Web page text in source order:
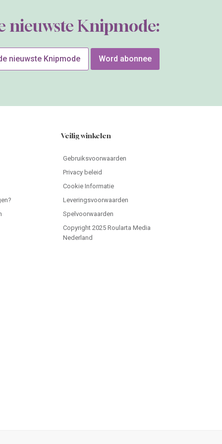
nieuwste Knipmode:
nieuwste Knipmode Word abonnee
Veilig winkelen
Gebruiksvoorwaarden
Privacy beleid
Cookie Informatie
Leveringsvoorwaarden
Spelvoorwaarden
Copyright 2025 Roularta Media
Nederland